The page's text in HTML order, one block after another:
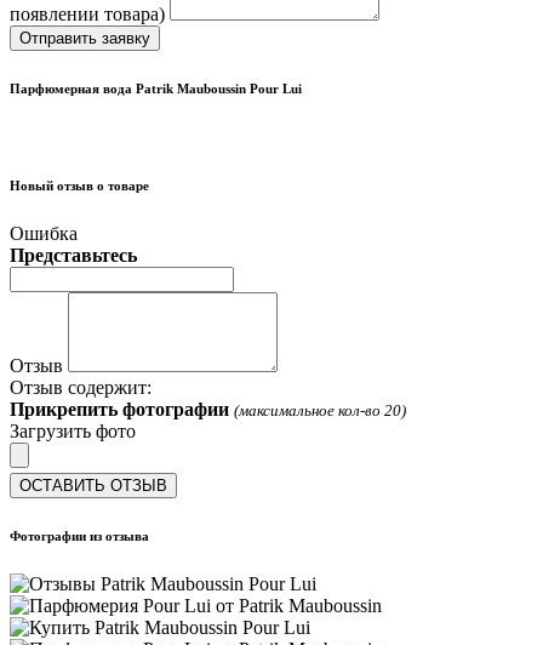
появлении товара)
Отправить заявку
Парфюмерная вода Patrik Mauboussin Pour Lui
Новый отзыв о товаре
Ошибка
Представьтесь
Отзыв
Отзыв содержит:
Прикрепить фотографии (максимальное кол-во 20)
Загрузить фото
ОСТАВИТЬ ОТЗЫВ
Фотографии из отзыва